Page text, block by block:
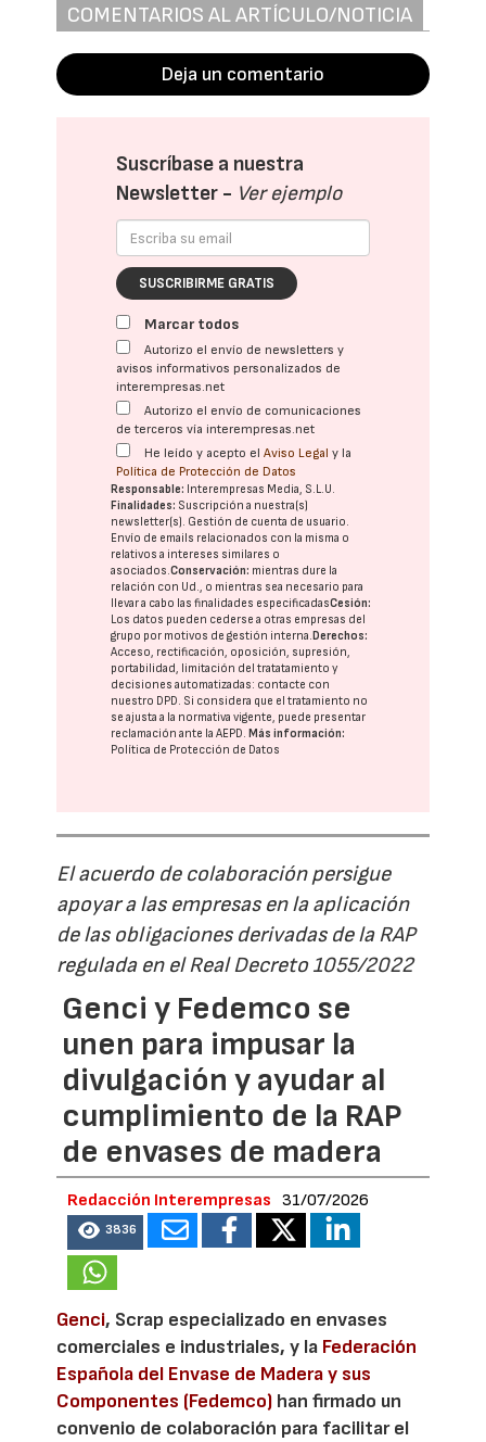
COMENTARIOS AL ARTÍCULO/NOTICIA
Deja un comentario
Suscríbase a nuestra
Newsletter - Ver ejemplo
SUSCRIBIRME GRATIS
Marcar todos
Autorizo el envío de newsletters y
avisos informativos personalizados de
interempresas.net
Autorizo el envío de comunicaciones
de terceros vía interempresas.net
He leído y acepto elAviso Legal y la
Política de Protección de Datos
Responsable: Interempresas Media, S.L.U.
Finalidades: Suscripción a nuestra(s)
newsletter(s). Gestión de cuenta de usuario.
Envío de emails relacionados con la misma o
relativos a intereses similares o
asociados.Conservación: mientras dure la
relación con Ud., o mientras sea necesario para
llevar a cabo las finalidades especificadasCesión:
Los datos pueden cederse a otras empresas del
grupo por motivos de gestión interna. Derechos:
Acceso, rectificación, oposición, supresión,
portabilidad, limitación del tratatamiento y
decisiones automatizadas: contacte con
nuestro DPD. Si considera que el tratamiento no
se ajusta a la normativa vigente, puede presentar
reclamación ante laAEPD. Más información:
Política de Protección de Datos
El acuerdo de colaboración persigue
apoyar a las empresas en la aplicación
de las obligaciones derivadas de la RAP
regulada en el Real Decreto 1055/2022
Genci y Fedemco se
unen para impusar la
divulgación y ayudar al
cumplimiento de la RAP
de envases de madera
Redacción Interempresas 31/07/2026
3836
Genci, Scrap especializado en envases
comerciales e industriales, y la Federación
Española del Envase de Madera y sus
Componentes (Fedemco) han firmado un
convenio de colaboración para facilitar el